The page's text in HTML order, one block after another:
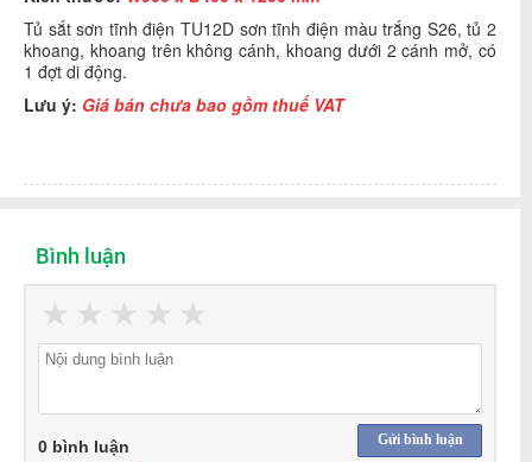
Tủ sắt sơn tĩnh điện TU12D sơn tĩnh điện màu trắng S26, tủ 2
khoang, khoang trên không cánh, khoang dưới 2 cánh mở, có
1 đợt di động.
Lưu ý: Giá bán chưa bao gồm thuế VAT
Bình luận
★
★
★
★
★
Gửi bình luận
0 bình luận